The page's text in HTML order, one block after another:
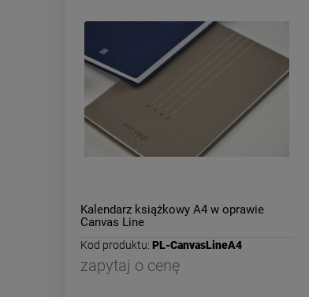
Kalendarz książkowy A4 w oprawie
Canvas Line
Kod produktu: PL-CanvasLineA4
zapytaj o cenę